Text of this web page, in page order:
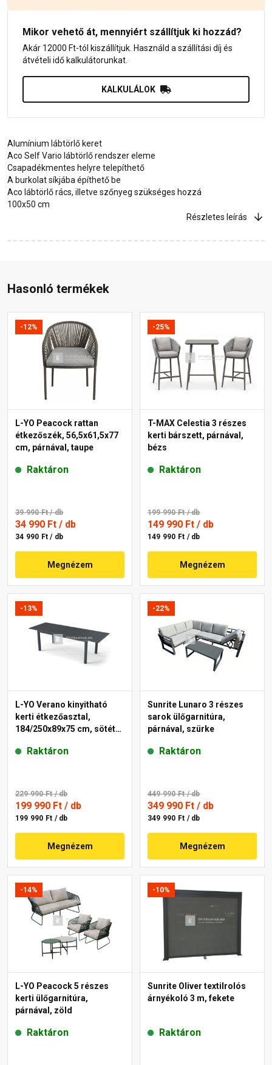
Mikor vehető át, mennyiért szállítjuk ki hozzád?
Akár 12000 Ft-tól kiszállítjuk. Használd a szállítási díj és
átvételi idő kalkulátorunkat.
KALKULÁLOK
Alumínium lábtörlő keret
Aco Self Vario lábtörlő rendszer eleme
Csapadékmentes helyre telepíthető
A burkolat síkjába építhető be
Aco lábtörlő rács, illetve szőnyeg szükséges hozzá
100x50 cm
Részletes leírás
Hasonló termékek
-12%
L-YO Peacock rattan
étkezőszék, 56,5x61,5x77
cm, párnával, taupe
Raktáron
39 990 Ft/ db
34 990 Ft / db
34 990 Ft / db
Megnézem
-25%
T-MAX Celestia 3 részes
kerti bárszett, párnával,
bézs
Raktáron
199 990 Ft/ db
149 990 Ft / db
149 990 Ft / db
Megnézem
-13%
L-YO Verano kinyitható
kerti étkezőasztal,
184/250x89x75 cm, sötét
Raktáron
229 990 Ft/ db
199 990 Ft / db
199 990 Ft / db
Megnézem
-22%
Sunrite Lunaro 3 részes
sarok ülőgarnitúra,
párnával, szürke
Raktáron
449 990 Ft/ db
349 990 Ft / db
349 990 Ft / db
Megnézem
-14%
L-YO Peacock 5 részes
kerti ülőgarnitúra,
párnával, zöld
Raktáron
-10%
Sunrite Oliver textilrolós
árnyékoló 3 m, fekete
Raktáron